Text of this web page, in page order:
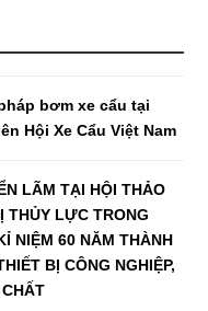
bơm xe cẩu tại
Hội Xe Cẩu Việt Nam
LÃM TẠI HỘI THẢO
THỦY LỰC TRONG
NIỆM 60 NĂM THÀNH
BỊ CÔNG NGHIỆP,